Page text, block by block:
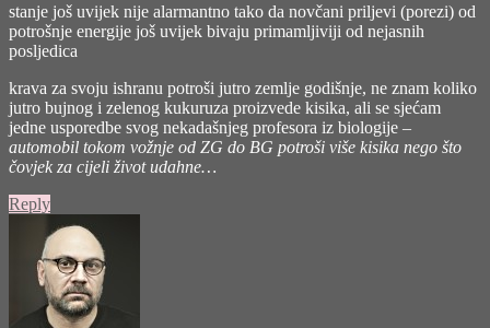
stanje još uvijek nije alarmantno tako da novčani priljevi (porezi) od
potrošnje energije još uvijek bivaju primamljiviji od nejasnih
posljedica
krava za svoju ishranu potroši jutro zemlje godišnje, ne znam koliko
jutro bujnog i zelenog kukuruza proizvede kisika, ali se sjećam
jedne usporedbe svog nekadašnjeg profesora iz biologije –
automobil tokom vožnje od ZG do BG potroši više kisika nego što
čovjek za cijeli život udahne…
Reply